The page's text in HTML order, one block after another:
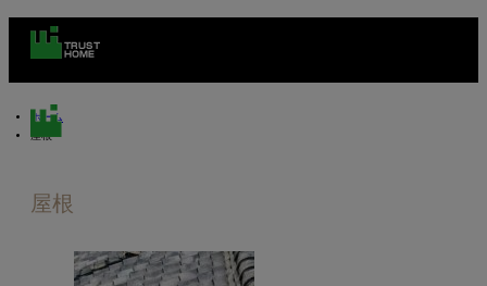
ホーム
屋根
屋根